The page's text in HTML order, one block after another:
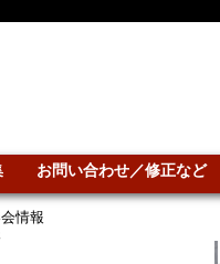
お問い合わせ／修正など
情報